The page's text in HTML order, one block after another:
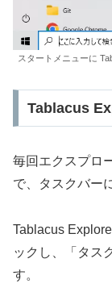
スタートメニューに
Tablacus
毎回エクスプロ
で、タスクバー
Tablacus
ックし、「タス
す。